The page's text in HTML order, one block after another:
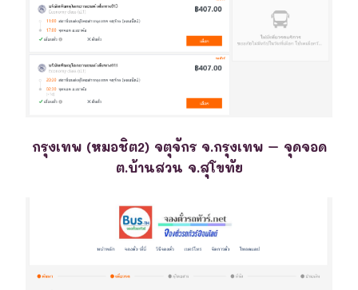
กรุงเทพ (หมอชิต2) จตุจักร จ.กรุงเทพ – จุดจอด
ต.บ้านสวน จ.สุโขทัย